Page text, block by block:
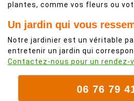
plantes, comme vos fleurs ou
Un jardin qui vous
Notre jardinier est un véritable
entretenir un jardin qui
Contactez-nous pour un rendez-
06 76 79